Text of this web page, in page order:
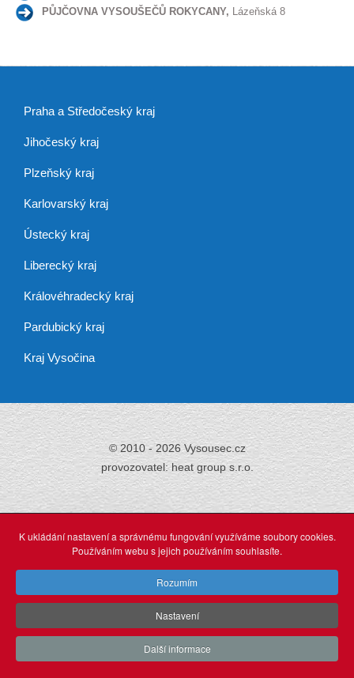
PŮJČOVNA VYSOUŠEČŮ ROKYCANY, Lázeňská 8
Praha a Středočeský kraj
Jihočeský kraj
Plzeňský kraj
Karlovarský kraj
Ústecký kraj
Liberecký kraj
Královéhradecký kraj
Pardubický kraj
Kraj Vysočina
© 2010 - 2026 Vysousec.cz
provozovatel: heat group s.r.o.
Již přes 30 letzajišťujeme odstraňování
vlhkosti,
webdesign: Agionet Plzeň (2015)
K ukládání nastavení a správnému fungování využíváme soubory cookies.
Používáním webu s jejich používáním souhlasíte.
Rozumím
Nastavení
Další informace